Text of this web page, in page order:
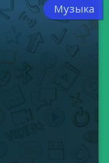
Музыка